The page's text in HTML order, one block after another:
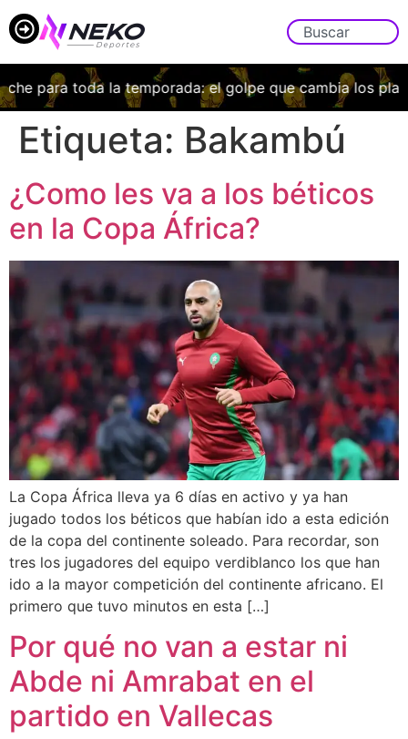
para toda la temporada: el golpe que cambia los
Etiqueta: Bakambú
¿Como les va a los béticos
en la Copa África?
La Copa África lleva ya 6 días en activo y ya han
jugado todos los béticos que habían ido a esta edición
de la copa del continente soleado. Para recordar, son
tres los jugadores del equipo verdiblanco los que han
ido a la mayor competición del continente africano. El
primero que tuvo minutos en esta […]
Por qué no van a estar ni
Abde ni Amrabat en el
partido en Vallecas